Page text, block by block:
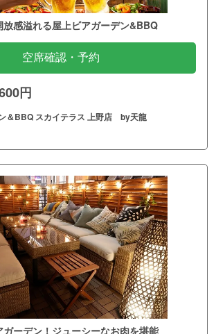
感溢れる屋上ビアガーデン&BBQ
空席確認・予約
円
＆BBQ スカイテラス 上野店 by天龍
ーデン！ジューシーなお肉を堪能